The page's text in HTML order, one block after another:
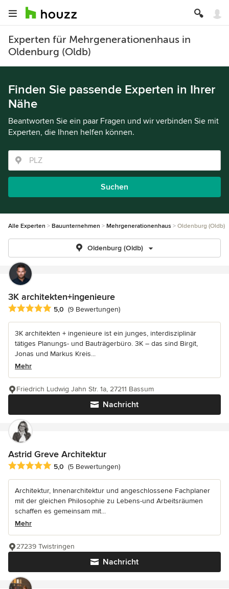
Experten für Mehrgenerationenhaus in
Oldenburg (Oldb)
Finden Sie passende Experten in Ihrer
Nähe
Beantworten Sie ein paar Fragen und wir verbinden Sie mit
Experten, die Ihnen helfen können.
Suchen
Alle Experten Bauunternehmen Mehrgenerationenhaus Oldenburg (Oldb)
Oldenburg (Oldb)
3K architekten+ingenieure
Durchschnittliche Bewertung: 5 von 5 Sternen
5,0 (9 Bewertungen)
3K architekten + ingenieure ist ein junges, interdisziplinär
tätiges Planungs- und Bauträgerbüro. 3K – das sind Birgit,
Jonas und Markus Kreis...
Mehr
Nachricht
Friedrich Ludwig Jahn Str. 1a, 27211 Bassum
Astrid Greve Architektur
Durchschnittliche Bewertung: 5 von 5 Sternen
5,0 (5 Bewertungen)
Architektur, Innenarchitektur und angeschlossene Fachplaner
mit der gleichen Philosophie zu Lebens-und Arbeitsräumen
schaffen es gemeinsam mit...
Mehr
Nachricht
27239 Twistringen